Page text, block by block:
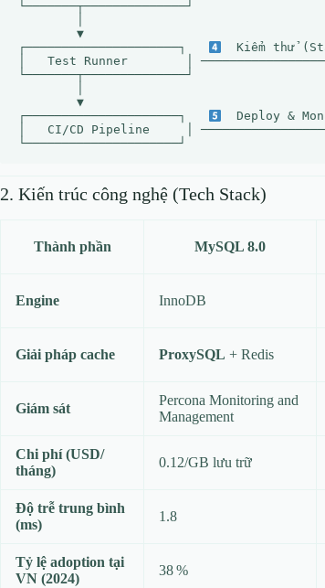
└───────┬──────────────┘
        ▼
┌─────────────────────┐
Kiểm thử
│   Test Runner        │
└───────┬──────────────┘
        ▼
┌─────────────────────┐
Deploy &
│   CI/CD Pipeline     │
2. Kiến trúc công nghệ (Tech Stack)
Thành phần MySQL 8.0
Engine InnoDB
Giải pháp cache ProxySQL + Redis
Giám sát
Percona Monitoring and
Management
Chi phí (USD/
tháng)
0.12/GB lưu trữ
Độ trễ trung bình
(ms)
1.8
Tỷ lệ adoption tại
VN (2024)
38 %